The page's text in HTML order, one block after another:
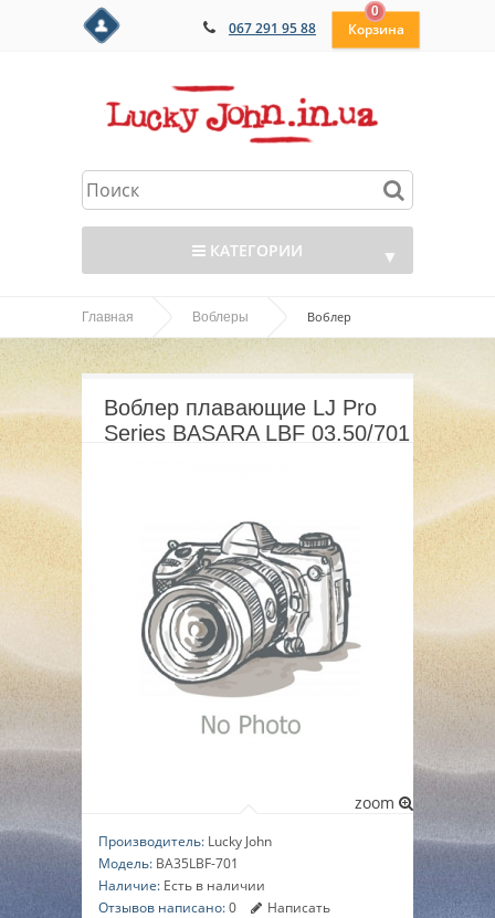
067 291 95 88
0
КАТЕГОРИИ ▼
▼
▼
Главная Воблеры Воблер
плавающие LJ Pro Series BASARA LBF 03.50/701
Воблер плавающие LJ Pro
Series BASARA LBF 03.50/701
zoom
Производитель: Lucky John
Модель: BA35LBF-701
Наличие: Есть в наличии
Отзывов написано:0 Написать